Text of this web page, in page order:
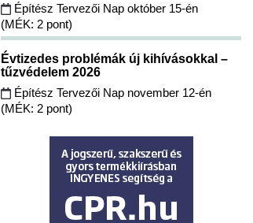
Építész Tervezői Nap október 15-én
(MÉK: 2 pont)
Évtizedes problémák új kihívásokkal –
tűzvédelem 2026
Építész Tervezői Nap november 12-én
(MÉK: 2 pont)